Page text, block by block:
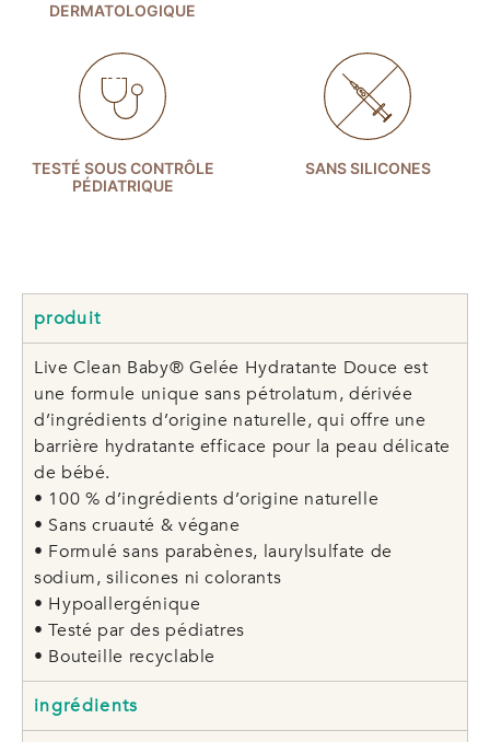
DERMATOLOGIQUE
TESTÉ SOUS CONTRÔLE
PÉDIATRIQUE
SANS SILICONES
produit
Live Clean Baby® Gelée Hydratante Douce est
une formule unique sans pétrolatum, dérivée
d’ingrédients d’origine naturelle, qui offre une
barrière hydratante efficace pour la peau délicate
de bébé.
• 100 % d’ingrédients d’origine naturelle
• Sans cruauté & végane
• Formulé sans parabènes, laurylsulfate de
sodium, silicones ni colorants
• Hypoallergénique
• Testé par des pédiatres
• Bouteille recyclable
ingrédients